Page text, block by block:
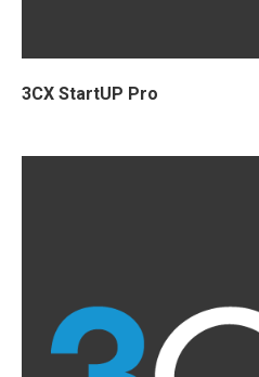
3CX StartUP Pro